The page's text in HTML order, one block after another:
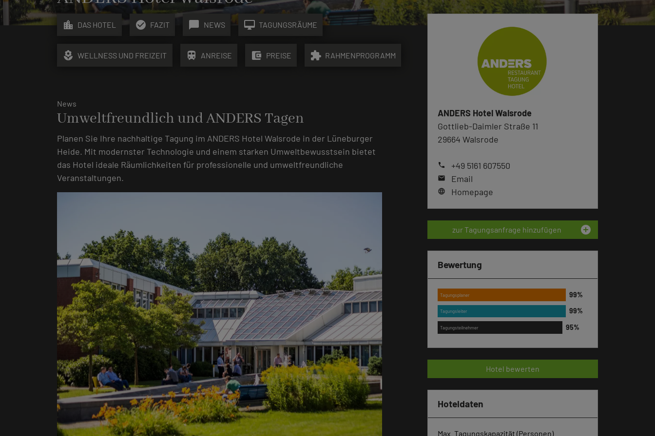
location_city DAS HOTEL check_circle FAZIT chat_bubble NEWS desktop_mac TAGUNGSRÄUME
local_florist WELLNESS UND FREIZEIT train ANREISE account_balance_wallet PREISE extension RAHMENPROGRAMM
News
Umweltfreundlich und ANDERS Tagen
Planen Sie Ihre nachhaltige Tagung im ANDERS Hotel Walsrode in der Lüneburger
Heide. Mit modernster Technologie und einem starken Umweltbewusstsein bietet
das Hotel ideale Räumlichkeiten für professionelle und umweltfreundliche
Veranstaltungen.
ANDERS Hotel Walsrode
Gottlieb-Daimler Straße 11
29664 Walsrode
phone +49 5161 607550
mail Email
language Homepage
zur Tagungsanfrage hinzufügen add_circle
Bewertung
Tagungsplaner
Tagungsleiter
Tagungsteilnehmer
Hotel bewerten
Hoteldaten
Max. Tagungskapazität (Personen)